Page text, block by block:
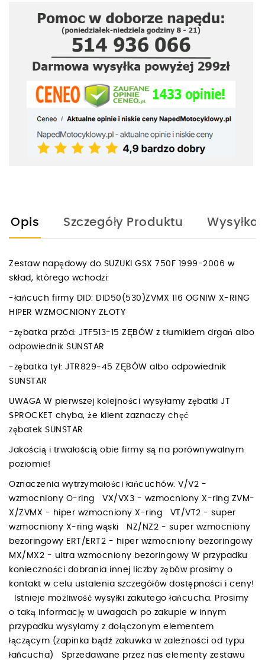
Opis Szczegóły Produktu Wysyłka
Zestaw napędowy do SUZUKI GSX 750F 1999-2006 w
skład, którego wchodzi:
-łańcuch firmy DID: DID50(530)ZVMX 116 OGNIW X-RING
HIPER WZMOCNIONY ZŁOTY
-zębatka przód: JTF513-15 ZĘBÓW z tłumikiem drgań albo
odpowiednik SUNSTAR
-zębatka tył: JTR829-45 ZĘBÓW albo odpowiednik
SUNSTAR
UWAGA W pierwszej kolejności wysyłamy zębatki JT
SPROCKET chyba, że klient zaznaczy chęć
zębatek SUNSTAR
Jakością i trwałością obie firmy są na porównywalnym
poziomie!
Oznaczenia wytrzymałości łańcuchów: V/V2 -
wzmocniony O-ring VX/VX3 - wzmocniony X-ring ZVM-
X/ZVMX - hiper wzmocniony X-ring VT/VT2 - super
wzmocniony X-ring wąski NZ/NZ2 - super wzmocniony
bezoringowy ERT/ERT2 - hiper wzmocniony bezoringowy
MX/MX2 - ultra wzmocniony bezoringowy W przypadku
konieczności dobrania innej liczby zębów prosimy o
kontakt w celu ustalenia szczegółów dostępności i ceny!
Istnieje możliwość wysyłki zakutego łańcucha. Prosimy
o taką informację w uwagach po zakupie w innym
przypadku wysyłamy z dołączonym elementem
łączącym (zapinka bądź zakuwka w zależności od typu
łańcucha) Sprzedawane przez nas elementy zestawu